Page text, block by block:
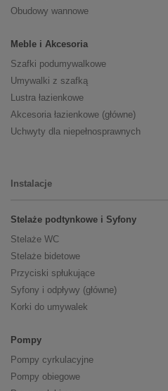
Obudowy wannowe
Meble i Akcesoria
Szafki podumywalkowe
Umywalki z szafką
Lustra łazienkowe
Akcesoria łazienkowe (główne)
Uchwyty dla niepełnosprawnych
Instalacje
Stelaże podtynkowe i Syfony
Stelaże WC
Stelaże bidetowe
Przyciski spłukujące
Syfony i odpływy (główne)
Korki do umywalek
Pompy
Pompy cyrkulacyjne
Pompy obiegowe